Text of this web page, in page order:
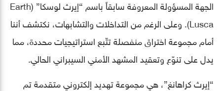
الجهة المسؤولة المعروفة سابقاً باسم “إيرث لوسكا” (Earth
Lusca). وعلى الرغم من التداخلات والتشابهات، نكتشف أننا
أمام مجموعة اختراق منفصلة تتّبع استراتيجيات محددة، مما
يدل على تنوّع وتعقيد المشهد الأمني السيبراني الحالي.
“إيرث كراهانغ”، هي مجموعة تهديد إلكتروني متقدمة تم